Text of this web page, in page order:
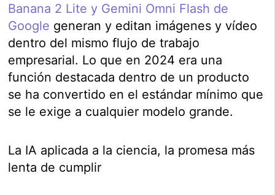
Banana 2 Lite y Gemini Omni Flash de
Google generan y editan imágenes y vídeo
dentro del mismo flujo de trabajo
empresarial. Lo que en 2024 era una
función destacada dentro de un producto
se ha convertido en el estándar mínimo que
se le exige a cualquier modelo grande.
La IA aplicada a la ciencia, la promesa más
lenta de cumplir